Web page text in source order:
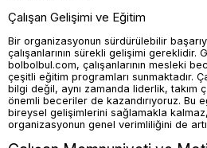
Çalışan Gelişimi ve Eğitim
Bir organizasyonun sürdürülebilir
çalışanlarının sürekli gelişimi gereklidir.
bolbolbul.com, çalışanlarının mesleki
çeşitli eğitim programları sunmaktadır.
bilgi değil, aynı zamanda liderlik, takım
önemli beceriler de kazandırıyoruz. Bu
bireysel gelişimlerini sağlamakla
organizasyonun genel verimliliğini de